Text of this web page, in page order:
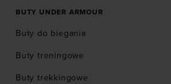
BUTY UNDER ARMOUR
Buty do biegania
Buty treningowe
Buty trekkingowe